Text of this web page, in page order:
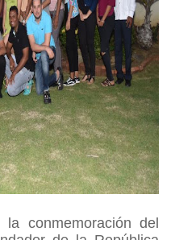
conmemoración del